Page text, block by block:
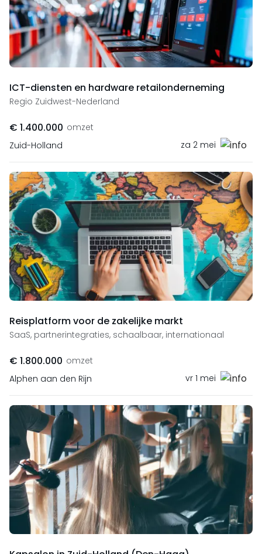
ICT-diensten en hardware retailonderneming
Regio Zuidwest-Nederland
€ 1.400.000 omzet
Zuid-Holland
za 2 mei
Reisplatform voor de zakelijke markt
SaaS, partnerintegraties, schaalbaar, internationaal
€ 1.800.000 omzet
Alphen aan den Rijn
vr 1 mei